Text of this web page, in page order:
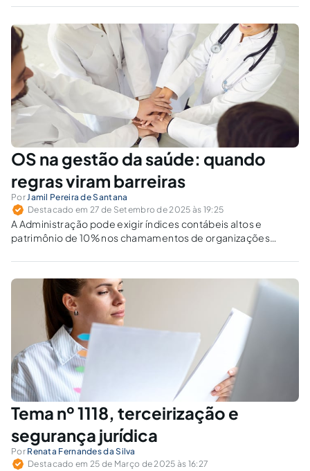
OS na gestão da saúde: quando
regras viram barreiras
Por Jamil Pereira de Santana
Destacado em 27 de Setembro de 2025 às 19:25
A Administração pode exigir índices contábeis altos e
patrimônio de 10% nos chamamentos de organizações
reduzem a concorrência e afetam o SUS.
Tema nº 1118, terceirização e
segurança jurídica
Por Renata Fernandes da Silva
Destacado em 25 de Março de 2025 às 16:27